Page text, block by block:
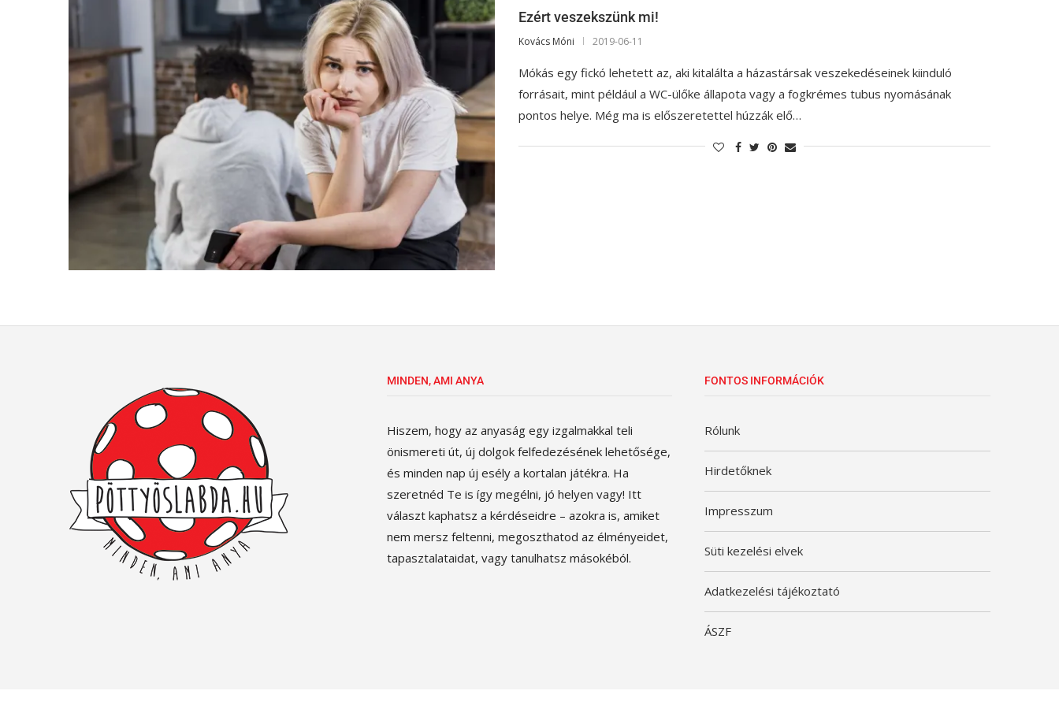
Ezért veszekszünk mi!
Kovács Móni 2019-06-11
Mókás egy fickó lehetett az, aki kitalálta a házastársak veszekedéseinek kiinduló
forrásait, mint például a WC-ülőke állapota vagy a fogkrémes tubus nyomásának
pontos helye. Még ma is előszeretettel húzzák elő…
MINDEN, AMI ANYA
Hiszem, hogy az anyaság egy izgalmakkal teli
önismereti út, új dolgok felfedezésének lehetősége,
és minden nap új esély a kortalan játékra. Ha
szeretnéd Te is így megélni, jó helyen vagy! Itt
választ kaphatsz a kérdéseidre – azokra is, amiket
nem mersz feltenni, megoszthatod az élményeidet,
tapasztalataidat, vagy tanulhatsz másokéból.
FONTOS INFORMÁCIÓK
Rólunk
Hirdetőknek
Impresszum
Süti kezelési elvek
Adatkezelési tájékoztató
ÁSZF